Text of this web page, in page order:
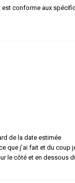
conforme aux
de la date estimée
que j’ai fait et du coup
le côté et en dessous